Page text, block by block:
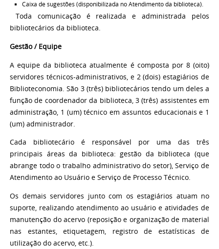
Caixa de sugestões (disponibilizada no Atendimento da biblioteca).
Toda comunicação é realizada e administrada pelos
bibliotecários da biblioteca.
Gestão / Equipe
A equipe da biblioteca atualmente é composta por 8 (oito)
servidores técnicos-administrativos, e 2 (dois) estagiários de
Biblioteconomia. São 3 (três) bibliotecários tendo um deles a
função de coordenador da biblioteca, 3 (três) assistentes em
administração, 1 (um) técnico em assuntos educacionais e 1
(um) administrador.
Cada bibliotecário é responsável por uma das três
principais áreas da biblioteca: gestão da biblioteca (que
abrange todo o trabalho administrativo do setor), Serviço de
Atendimento ao Usuário e Serviço de Processo Técnico.
Os demais servidores junto com os estagiários atuam no
suporte, realizando atendimento ao usuário e atividades de
manutenção do acervo (reposição e organização de material
nas estantes, etiquetagem, registro de estatísticas de
utilização do acervo, etc.).